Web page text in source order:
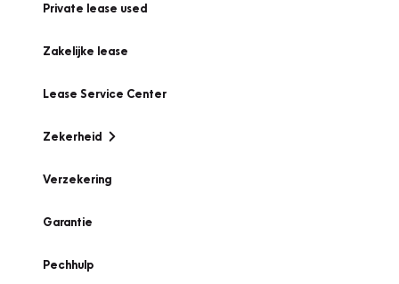
Private lease used
Zakelijke lease
Lease Service Center
Zekerheid
Verzekering
Garantie
Pechhulp